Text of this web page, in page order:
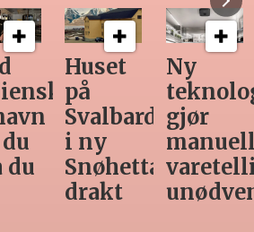
Ny
teknologi
gjør
manuell
varetelling
unødvendig
Siste
Horeca-
før